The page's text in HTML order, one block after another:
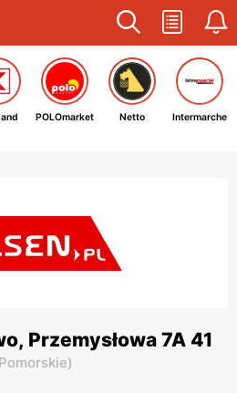
POLOmarket Netto Intermarche
Przemysłowa 7A 41
)